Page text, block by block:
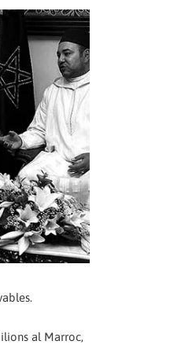
al Marroc,